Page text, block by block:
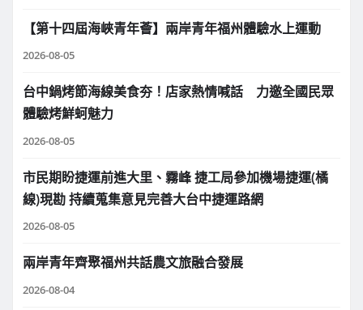
【第十四屆海峽青年薈】兩岸青年福州體驗水上運動
2026-08-05
台中鍋烤節海線美食夯！店家熱情喊話 力邀全國民眾
體驗烤鮮蚵魅力
2026-08-05
市民期盼捷運前進大里、霧峰 捷工局參加機場捷運(橘
線)現勘 持續蒐集意見完善大台中捷運路網
2026-08-05
兩岸青年齊聚福州共話農文旅融合發展
2026-08-04